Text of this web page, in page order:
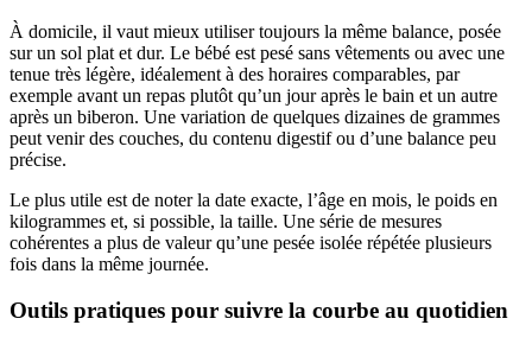
À domicile, il vaut mieux utiliser toujours la même balance, posée
sur un sol plat et dur. Le bébé est pesé sans vêtements ou avec une
tenue très légère, idéalement à des horaires comparables, par
exemple avant un repas plutôt qu’un jour après le bain et un autre
après un biberon. Une variation de quelques dizaines de grammes
peut venir des couches, du contenu digestif ou d’une balance peu
précise.
Le plus utile est de noter la date exacte, l’âge en mois, le poids en
kilogrammes et, si possible, la taille. Une série de mesures
cohérentes a plus de valeur qu’une pesée isolée répétée plusieurs
fois dans la même journée.
Outils pratiques pour suivre la courbe au quotidien